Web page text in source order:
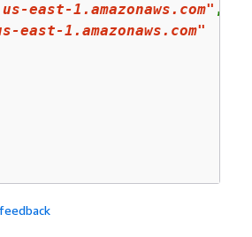
us-east-1 .amazonaws.com" ,
east-1 .amazonaws.com"